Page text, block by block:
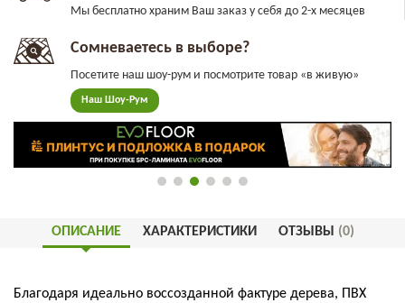
Мы бесплатно храним Ваш заказ у себя до 2-х месяцев
Сомневаетесь в выборе?
Посетите наш шоу-рум и посмотрите товар «в живую»
Наш Шоу-Рум
ОПИСАНИЕ ХАРАКТЕРИСТИКИ ОТЗЫВЫ (0)
Благодаря идеально воссозданной фактуре дерева, ПВХ